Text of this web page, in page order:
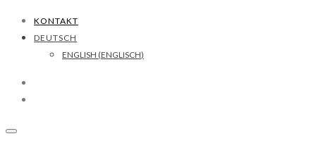
KONTAKT
DEUTSCH
ENGLISH (ENGLISCH)